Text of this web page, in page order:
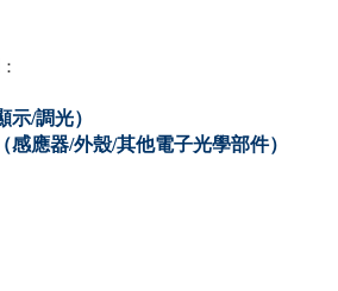
示/調光）
感應器/外殼/其他電子光學部件）